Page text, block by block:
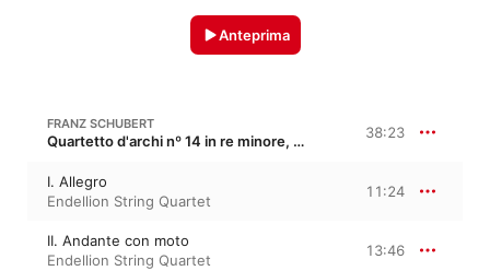
Anteprima
FRANZ SCHUBERT
Quartetto d'archi nº 14 in re minore, D 810 · “La morte e la fanciulla” 38:23
I. Allegro
Endellion String Quartet
11:24
II. Andante con moto
Endellion String Quartet
13:46